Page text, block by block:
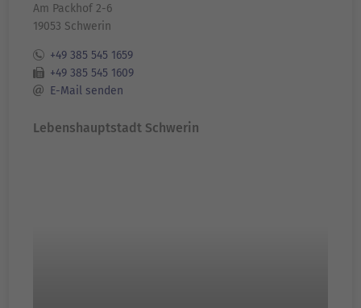
Am Packhof 2-6
19053 Schwerin
+49 385 545 1659
+49 385 545 1609
E-Mail senden
Lebenshauptstadt Schwerin